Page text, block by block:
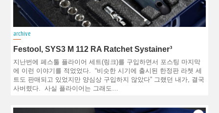
archive
Festool, SYS3 M 112 RA Ratchet Systainer³
지난번에 페스툴 플라이어 세트(링크)를 구입하면서 포스팅 마지막
에 이런 이야기를 적었었다. “비슷한 시기에 출시된 한정판 라쳇 세
트도 판매되고 있었지만 양심상 구입하지 않았다” 그랬던 내가, 결국
사버렸다. 사실 플라이어는 그래도…